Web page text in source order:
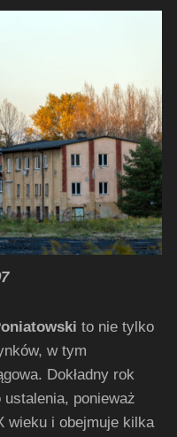
to nie tylko
w tym
Dokładny rok
ponieważ
wieku i obejmuje kilka